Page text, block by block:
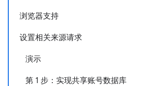
浏览器支持
设置相关来源请求
演示
第 1 步：实现共享账号数据库